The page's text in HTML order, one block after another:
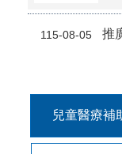
115-08-05 推
兒童醫療補